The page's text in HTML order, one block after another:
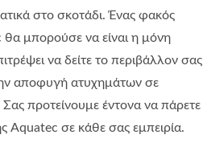
στο σκοτάδι. Ένας φακός
μπορούσε να είναι η μόνη
να δείτε το περιβάλλον σας
αποφυγή ατυχημάτων σε
προτείνουμε έντονα να πάρετε
Aquatec σε κάθε σας εμπειρία.